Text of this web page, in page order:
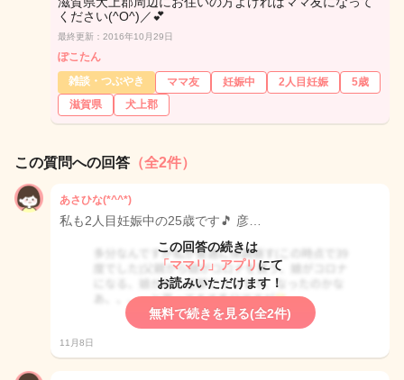
ください(^O^)／💕
最終更新：2016年10月29日
ぽこたん
雑談・つぶやき
ママ友 妊娠中 2人目妊娠
5歳
滋賀県
犬上郡
この質問への回答 （全2件）
あさひな(*^^*)
私も2人目妊娠中の25歳です🎵 彦…
この回答の続きは
「ママリ」アプリ にて
お読みいただけます！
無料で続きを見る(全2件)
11月8日